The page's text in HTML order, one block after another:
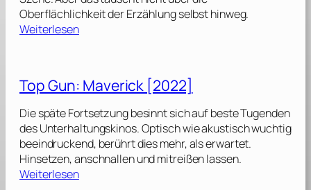
e
i
n
e
i
n
e
r
G
e
Oberflächlichkeit der Erzählung selbst hinweg.
Weiterlesen:
l
r
’
s
G
i
Top Gun: Maverick [2022]
Die späte Fortsetzung besinnt sich auf beste Tugenden
des Unterhaltungskinos. Optisch wie akustisch wuchtig
beeindruckend, berührt dies mehr, als erwartet.
Hinsetzen, anschnallen und mitreißen lassen.
Weiterlesen: